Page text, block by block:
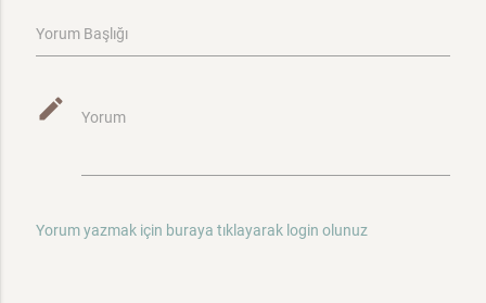
Yorum Başlığı
mode_edit Yorum
Yorum yazmak için buraya tıklayarak login olunuz